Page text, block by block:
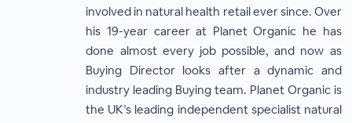
involved in natural health retail ever since. Over
his 19-year career at Planet Organic he has
done almost every job possible, and now as
Buying Director looks after a dynamic and
industry leading Buying team. Planet Organic is
the UK’s leading independent specialist natural